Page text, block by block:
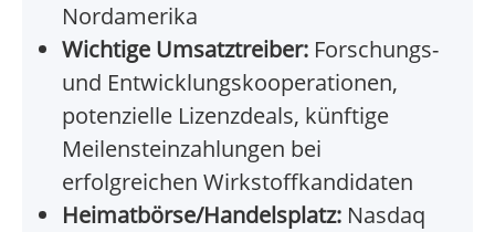
Nordamerika
Wichtige Umsatztreiber: Forschungs-
und Entwicklungskooperationen,
potenzielle Lizenzdeals, künftige
Meilensteinzahlungen bei
erfolgreichen Wirkstoffkandidaten
Heimatbörse/Handelsplatz: Nasdaq